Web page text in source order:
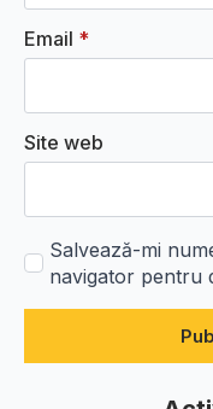
Email *
Site web
Salvează-mi
navigator pentru